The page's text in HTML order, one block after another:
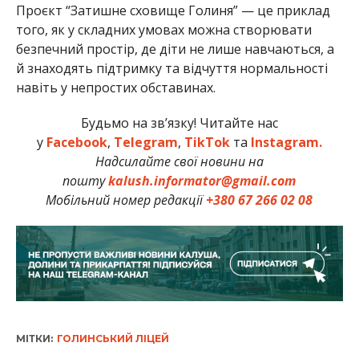
Проєкт “Затишне сховище Голиня” — це приклад
того, як у складних умовах можна створювати
безпечний простір, де діти не лише навчаються, а
й знаходять підтримку та відчуття нормальності
навіть у непростих обставинах.
Будьмо на зв’язку! Читайте нас
у Facebook, Telegram, TikTokта Instagram.
Надсилайте свої новини на
поштуkalush.informator@gmail.com
Мобільний номер редакції+380 67 266 02 08
МІТКИ: ГОЛИНСЬКИЙ ЛІЦЕЙ